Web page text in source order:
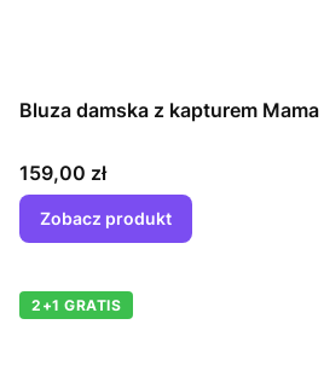
Bluza damska z kapturem
Cena
159,00 zł
Zobacz produkt
2+1 GRATIS